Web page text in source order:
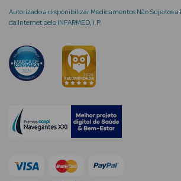
Ver Tudo
Coffrets
Coffrets de
Coffrets de
Homem
Autorizado a disponibilizar Medicamentos Não Sujeitos a
da Internet pelo INFARMED, I.P.